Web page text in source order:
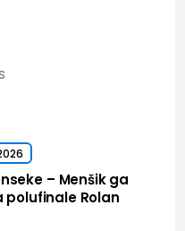
– Menšik ga
polufinale Rolan